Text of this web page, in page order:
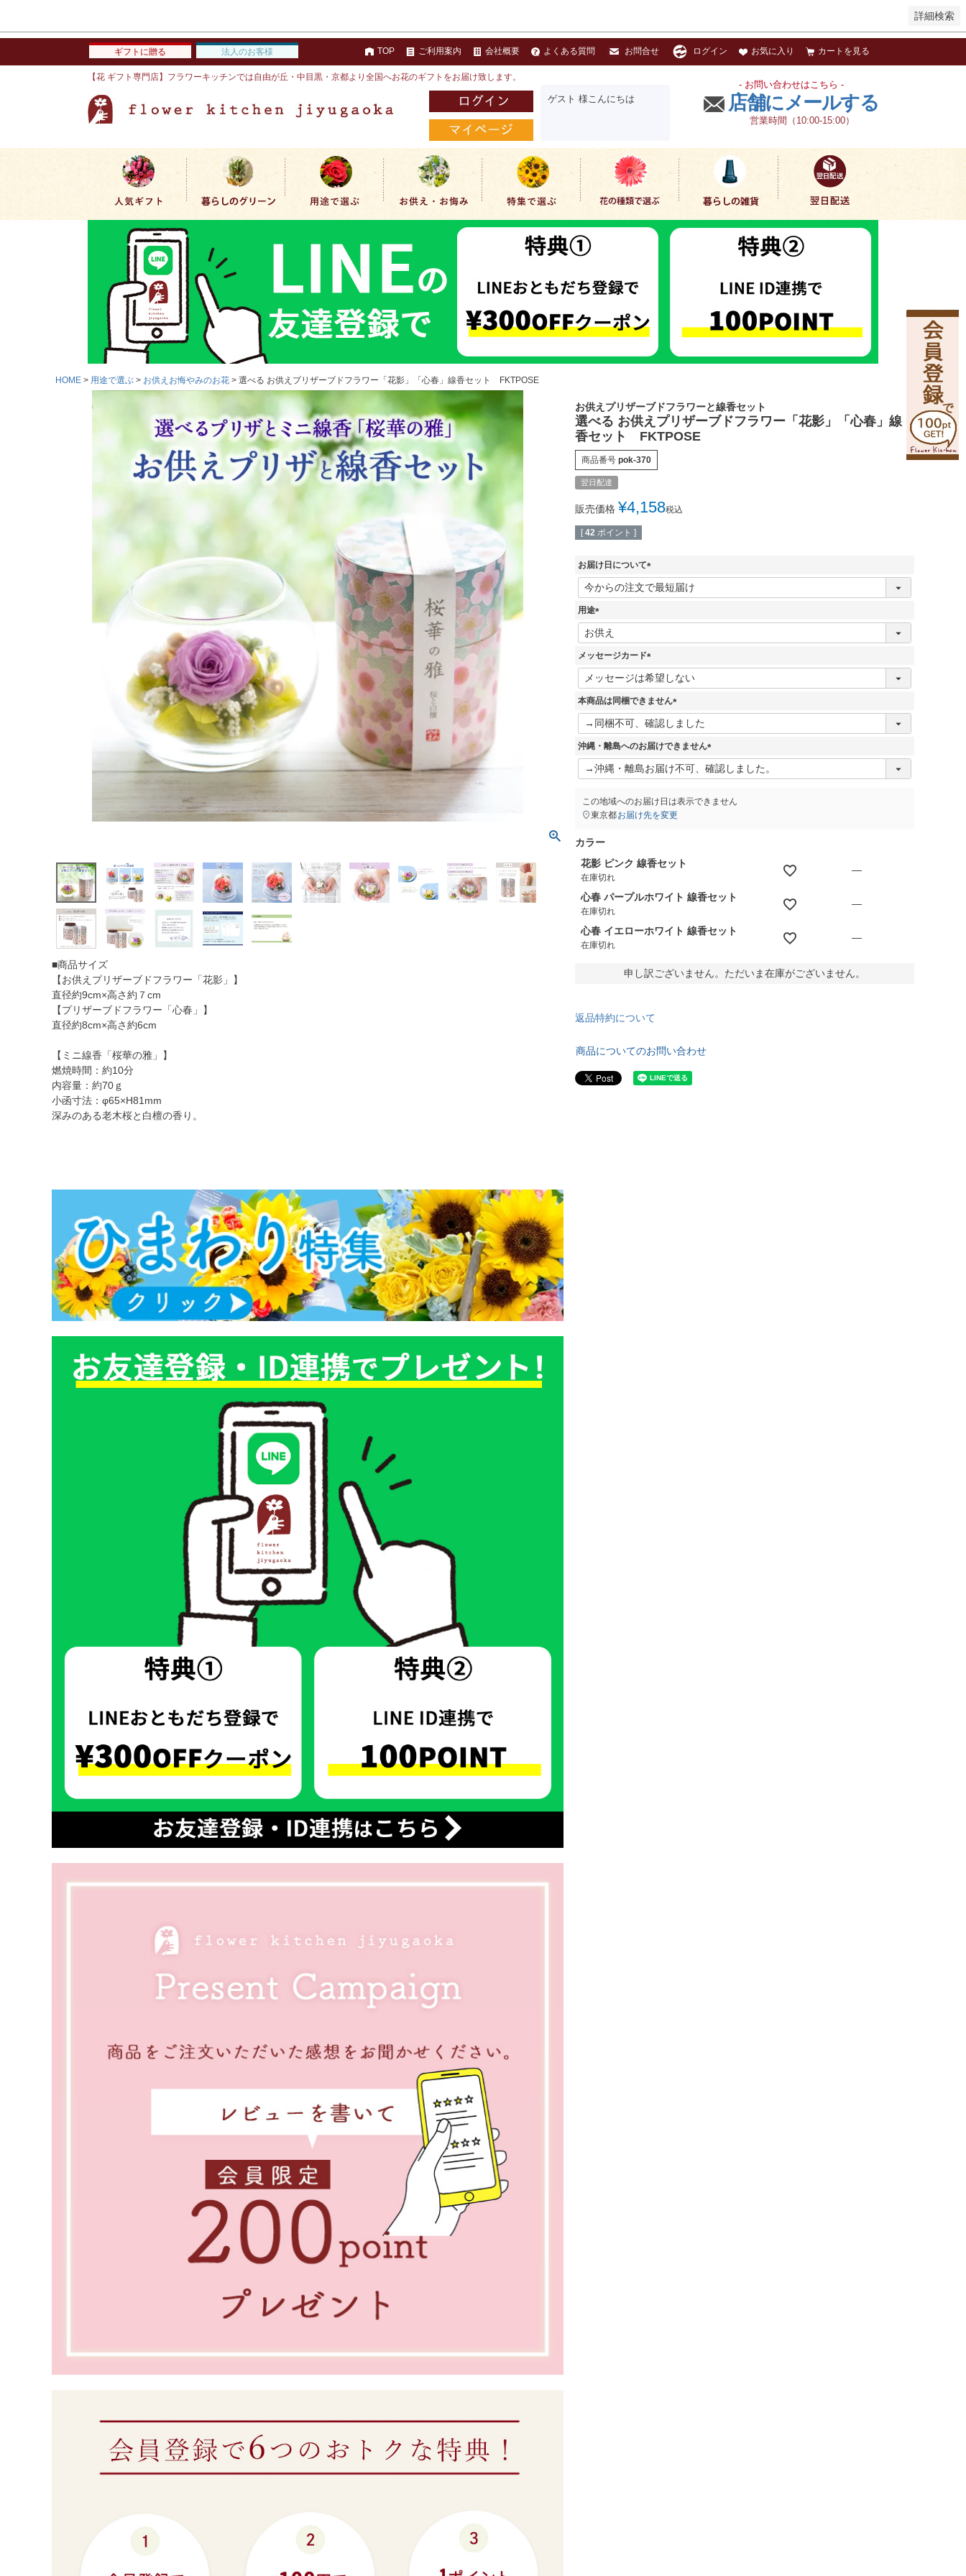
詳細検索
ギフトに贈る 法人のお客様 TOP ご利用案内 会社概要 よくある質問 お問合せ ログイン お気に入り カートを見る
【花 ギフト専門店】フラワーキッチンでは自由が丘・中目黒・京都より全国へお花のギフトをお届け致します。
ゲスト 様こんにちは
- お問い合わせはこちら -
店舗にメールする
営業時間（10:00-15:00）
HOME 用途で選ぶ お供えお悔やみのお花 選べる お供えプリザーブドフラワー「花影」「心春」線香セット FKTPOSE
■商品サイズ
【お供えプリザーブドフラワー「花影」】
直径約9cm×高さ約７cm
【プリザーブドフラワー「心春」】
直径約8cm×高さ約6cm
【ミニ線香「桜華の雅」】
燃焼時間：約10分
内容量：約70ｇ
小函寸法：φ65×H81mm
深みのある老木桜と白檀の香り。
お供えプリザーブドフラワーと線香セット
選べる お供えプリザーブドフラワー「花影」「心春」線
香セット FKTPOSE
商品番号 pok-370
翌日配達
販売価格 ¥4,158税込
[ 42 ポイント ]
お届け日について
(
必
用途
(
必
須
メッセージカード
(
必
須
本商品は同梱できません
(
必
須
沖縄・離島へのお届けできません
(
必
)
この地域へのお届け日は表示できません
東京都お届け先を変更
カラー
花影 ピンク 線香セット
在庫切れ
—
心春 パープルホワイト 線香セット
在庫切れ
—
心春 イエローホワイト 線香セット
在庫切れ
—
申し訳ございません。ただいま在庫がございません。
返品特約について
商品についてのお問い合わせ